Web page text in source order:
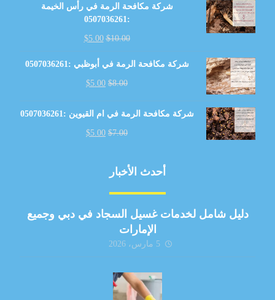
شركة مكافحة الرمة في رأس الخيمة
:0507036261
$10.00
$5.00
شركة مكافحة الرمة في أبوظبي :0507036261
$8.00
$5.00
شركة مكافحة الرمة في ام القيوين :0507036261
$7.00
$5.00
أحدث الأخبار
دليل شامل لخدمات غسيل السجاد في دبي وجميع
الإمارات
5 مارس، 2026